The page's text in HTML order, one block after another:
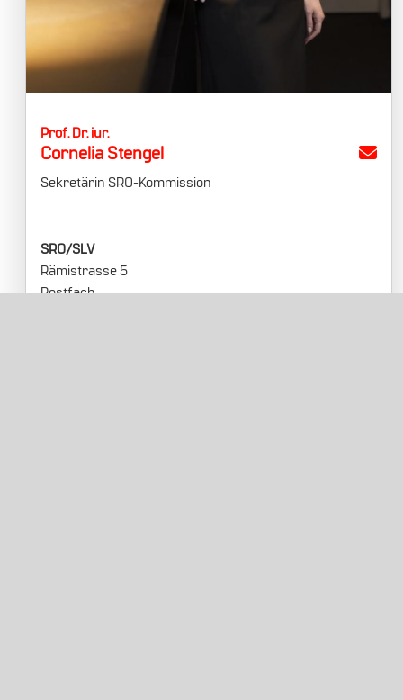
Prof. Dr. iur.
Cornelia Stengel
Sekretärin SRO-Kommission
SRO/SLV
Rämistrasse 5
Postfach